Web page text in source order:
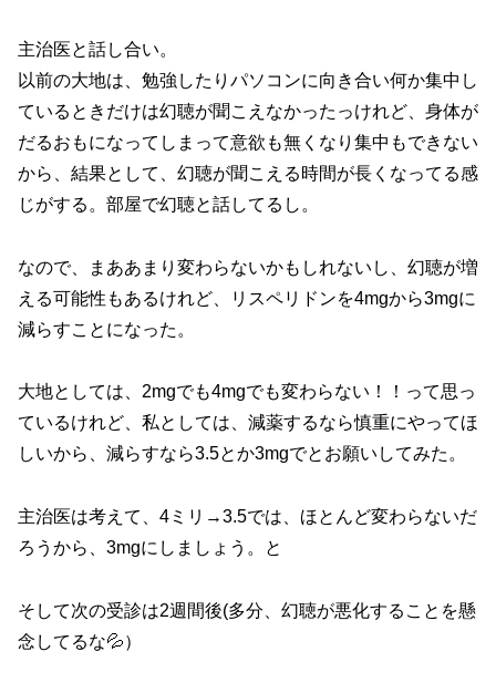
主治医と話し合い。
以前の大地は、勉強したりパソコンに向き合い何か集中し
ているときだけは幻聴が聞こえなかったっけれど、身体が
だるおもになってしまって意欲も無くなり集中もできない
から、結果として、幻聴が聞こえる時間が長くなってる感
じがする。部屋で幻聴と話してるし。
なので、まああまり変わらないかもしれないし、幻聴が増
える可能性もあるけれど、リスペリドンを4mgから3mgに
減らすことになった。
大地としては、2mgでも4mgでも変わらない！！って思っ
ているけれど、私としては、減薬するなら慎重にやってほ
しいから、減らすなら3.5とか3mgでとお願いしてみた。
主治医は考えて、4ミリ→3.5では、ほとんど変わらないだ
ろうから、3mgにしましょう。と
そして次の受診は2週間後(多分、幻聴が悪化することを懸
念してるな💦）